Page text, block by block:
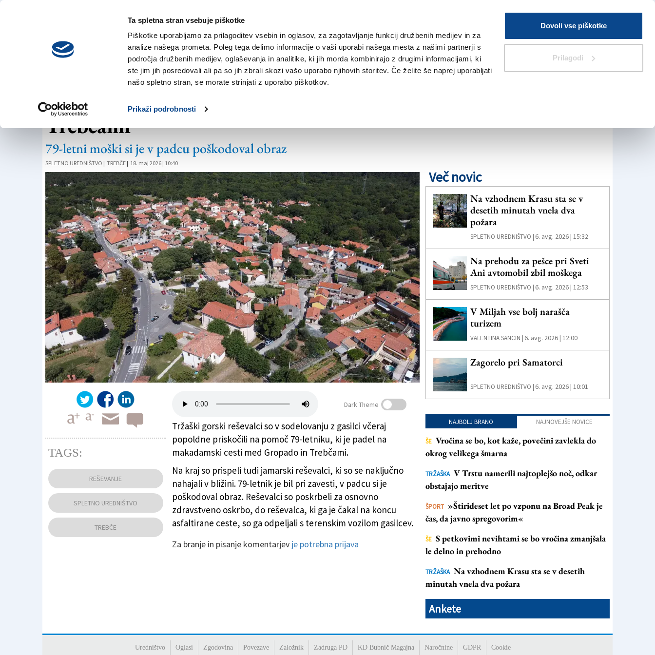
Ta spletna stran vsebuje piškotke
Piškotke uporabljamo za prilagoditev vsebin in oglasov, za zagotavljanje funkcij družbenih medijev in za
analize našega prometa. Poleg tega delimo informacije o vaši uporabi našega mesta z našimi partnerji s
področja družbenih medijev, oglaševanja in analitike, ki jih morda kombinirajo z drugimi informacijami, ki
ste jim jih posredovali ali pa so jih zbrali skozi vašo uporabo njihovih storitev. Če želite še naprej uporabljati
našo spletno stran, se morate strinjati z uporabo piškotkov.
Prikaži podrobnosti
Dovoli vse piškotke
Prilagodi
četrtek,
6. avgusta 2026
V Kioskih
Iskanje
NOVICE TRŽAŠKA GORIŠKA KULTURA ŠPORT ŠE
Padel je na gozdni poti med Gropado in
Trebčami
79-letni moški si je v padcu poškodoval obraz
SPLETNO UREDNIŠTVO | TREBČE | 18. maj 2026 | 10:40
Pohodnik se je poškodoval med Trebčami (na sliki) in Gropado, fotografija je simbolična
FOTODAMJ@N)
Dark Theme
Tržaški gorski reševalci so v sodelovanju z gasilci včeraj
popoldne priskočili na pomoč 79-letniku, ki je padel na
makadamski cesti med Gropado in Trebčami.
Na kraj so prispeli tudi jamarski reševalci, ki so se naključno
nahajali v bližini. 79-letnik je bil pri zavesti, v padcu si je
poškodoval obraz. Reševalci so poskrbeli za osnovno
zdravstveno oskrbo, do reševalca, ki ga je čakal na koncu
asfaltirane ceste, so ga odpeljali s terenskim vozilom gasilcev.
Za branje in pisanje komentarjev je potrebna prijava
TAGS:
REŠEVANJE
SPLETNO UREDNIŠTVO
TREBČE
Več novic
Na vzhodnem Krasu sta se v
desetih minutah vnela dva
požara
SPLETNO UREDNIŠTVO | 6. avg. 2026 | 15:32
Na prehodu za pešce pri Sveti
Ani avtomobil zbil moškega
SPLETNO UREDNIŠTVO | 6. avg. 2026 | 12:53
V Miljah vse bolj narašča
turizem
VALENTINA SANCIN | 6. avg. 2026 | 12:00
Zagorelo pri Samatorci
SPLETNO UREDNIŠTVO | 6. avg. 2026 | 10:01
NAJBOLJ BRANO NAJNOVEJŠE NOVICE
ŠE Vročina se bo, kot kaže, povečini zavlekla do
okrog velikega šmarna
TRŽAŠKA V Trstu namerili najtoplejšo noč, odkar
obstajajo meritve
ŠPORT »Štirideset let po vzponu na Broad Peak je
čas, da javno spregovorim«
ŠE S petkovimi nevihtami se bo vročina zmanjšala
le delno in prehodno
TRŽAŠKA Na vzhodnem Krasu sta se v desetih
minutah vnela dva požara
Ankete
Uredništvo Oglasi Zgodovina Povezave Založnik Zadruga PD KD Bubnič Magajna Naročnine GDPR Cookie